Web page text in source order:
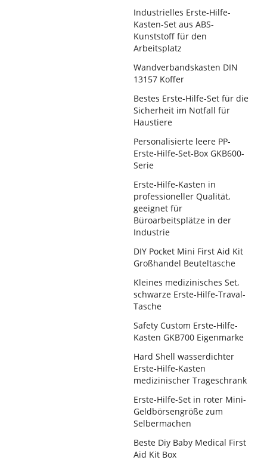
Industrielles Erste-Hilfe-
Kasten-Set aus ABS-
Kunststoff für den
Arbeitsplatz
Wandverbandskasten DIN
13157 Koffer
Bestes Erste-Hilfe-Set für die
Sicherheit im Notfall für
Haustiere
Personalisierte leere PP-
Erste-Hilfe-Set-Box GKB600-
Serie
Erste-Hilfe-Kasten in
professioneller Qualität,
geeignet für
Büroarbeitsplätze in der
Industrie
DIY Pocket Mini First Aid Kit
Großhandel Beuteltasche
Kleines medizinisches Set,
schwarze Erste-Hilfe-Traval-
Tasche
Safety Custom Erste-Hilfe-
Kasten GKB700 Eigenmarke
Hard Shell wasserdichter
Erste-Hilfe-Kasten
medizinischer Trageschrank
Erste-Hilfe-Set in roter Mini-
Geldbörsengröße zum
Selbermachen
Beste Diy Baby Medical First
Aid Kit Box